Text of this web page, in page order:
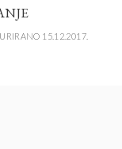
15.12.2017.